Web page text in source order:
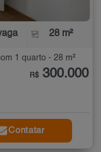
28 m²
1 quarto - 28 m²
R$ 300.000
Contatar